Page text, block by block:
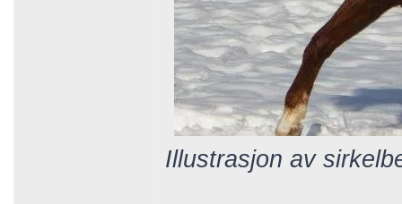
Illustrasjon av